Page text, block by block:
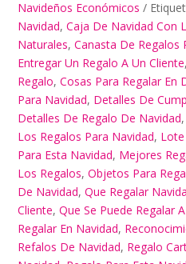
Navideños Económicos
Navidad,Caja De Navidad Con
Naturales,Canasta De Regalos
Entregar Un Regalo A Un Cliente
Regalo,Cosas Para Regalar En
Para Navidad, Detalles De
Detalles De Regalo De Navidad,
Los Regalos Para Navidad,
Para Esta Navidad, Mejores
Los Regalos,Objetos Para
De Navidad,Que Regalar
Cliente,Que Se Puede Regalar
Regalar En Navidad,
Refalos De Navidad, Regalo